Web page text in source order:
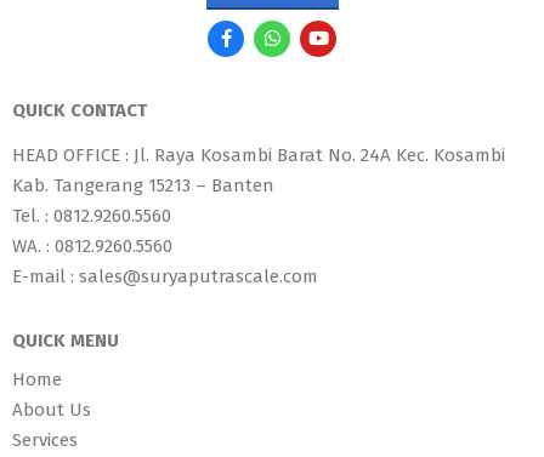
QUICK CONTACT
HEAD OFFICE : Jl. Raya Kosambi Barat No. 24A Kec. Kosambi
Kab. Tangerang 15213 – Banten
Tel. : 0812.9260.5560
WA. : 0812.9260.5560
E-mail : sales@suryaputrascale.com
QUICK MENU
Home
About Us
Services